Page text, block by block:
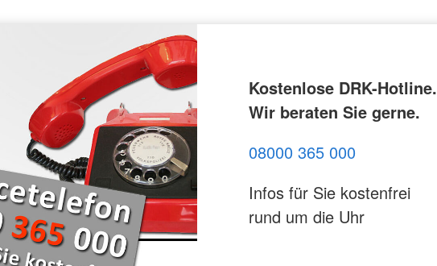
Kostenlose DRK-Hotline.
Wir beraten Sie gerne.
08000 365 000
Infos für Sie kostenfrei
rund um die Uhr